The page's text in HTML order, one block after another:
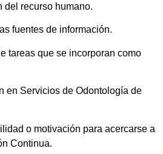
del recurso humano.
fuentes de información.
tareas que se incorporan como
en Servicios de Odontología de
o motivación para acercarse a
Continua.